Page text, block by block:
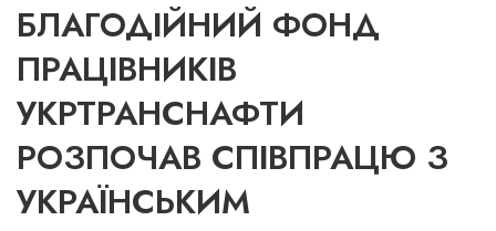
БЛАГОДІЙНИЙ ФОНД
ПРАЦІВНИКІВ
УКРТРАНСНАФТИ
РОЗПОЧАВ СПІВПРАЦЮ З
УКРАЇНСЬКИМ